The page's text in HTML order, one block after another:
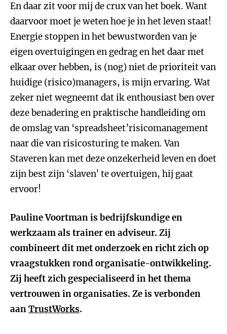
En daar zit voor mij de crux van het boek. Want
daarvoor moet je weten hoe je in het leven staat!
Energie stoppen in het bewustworden van je
eigen overtuigingen en gedrag en het daar met
elkaar over hebben, is (nog) niet de prioriteit van
huidige (risico)managers, is mijn ervaring. Wat
zeker niet wegneemt dat ik enthousiast ben over
deze benadering en praktische handleiding om
de omslag van ‘spreadsheet’risicomanagement
naar die van risicosturing te maken. Van
Staveren kan met deze onzekerheid leven en doet
zijn best zijn ‘slaven’ te overtuigen, hij gaat
ervoor!
Pauline Voortman is bedrijfskundige en
werkzaam als trainer en adviseur. Zij
combineert dit met onderzoek en richt zich op
vraagstukken rond organisatie-ontwikkeling.
Zij heeft zich gespecialiseerd in het thema
vertrouwen in organisaties. Ze is verbonden
aanTrustWorks.